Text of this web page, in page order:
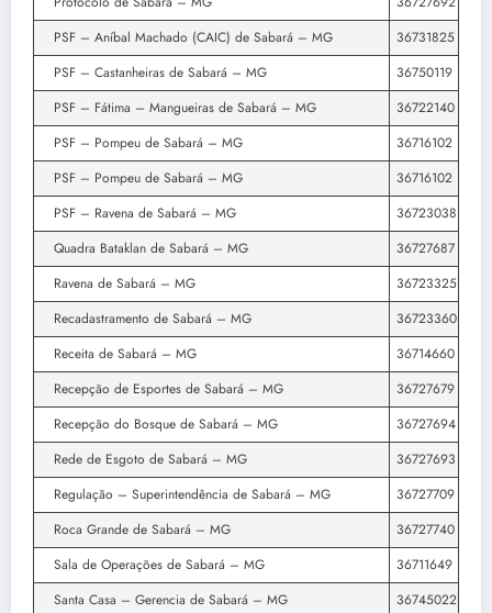
PSF – Aníbal Machado (CAIC) de Sabará – MG
36731825
PSF – Castanheiras de Sabará – MG
36750119
PSF – Fátima – Mangueiras de Sabará – MG
36722140
PSF – Pompeu de Sabará – MG
36716102
PSF – Pompeu de Sabará – MG
36716102
PSF – Ravena de Sabará – MG
36723038
Quadra Bataklan de Sabará – MG
36727687
Ravena de Sabará – MG
36723325
Recadastramento de Sabará – MG
36723360
Receita de Sabará – MG
36714660
Recepção de Esportes de Sabará – MG
36727679
Recepção do Bosque de Sabará – MG
36727694
Rede de Esgoto de Sabará – MG
36727693
Regulação – Superintendência de Sabará – MG
36727709
Roca Grande de Sabará – MG
36727740
Sala de Operações de Sabará – MG
36711649
Santa Casa – Gerencia de Sabará – MG
36745022